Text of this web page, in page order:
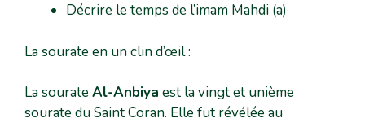
Décrire le temps de l’imam Mahdi (a)
La sourate en un clin d’œil :
La sourateAl-Anbiya est la vingt et unième
sourate du Saint Coran. Elle fut révélée au